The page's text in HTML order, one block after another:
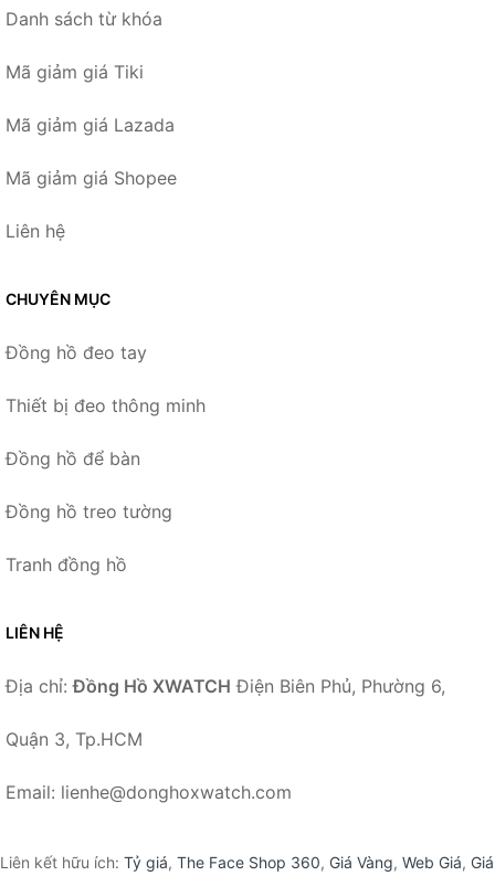
Danh sách từ khóa
Mã giảm giá Tiki
Mã giảm giá Lazada
Mã giảm giá Shopee
Liên hệ
CHUYÊN MỤC
Đồng hồ đeo tay
Thiết bị đeo thông minh
Đồng hồ để bàn
Đồng hồ treo tường
Tranh đồng hồ
LIÊN HỆ
Địa chỉ:Đồng Hồ XWATCH Điện Biên Phủ, Phường 6,
Quận 3, Tp.HCM
Email: lienhe@donghoxwatch.com
Liên kết hữu ích: Tỷ giá, The Face Shop 360, Giá Vàng, Web Giá, Giá